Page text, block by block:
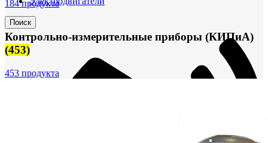
Поиск
184 продукта
Контрольно-измерительные приборы (КИПиА)
(453)
453 продукта